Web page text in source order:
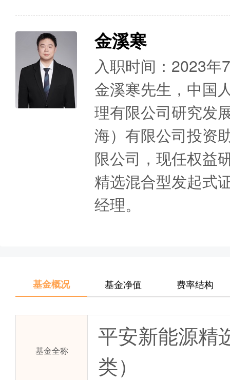
金溪寒
入职时间：2023年
金溪寒先生，中国
理有限公司研究发
海）有限公司投资
限公司，现任权益
精选混合型发起式
经理。
基金概况 基金净值 费率结构
基金全称
平安新能源精
类）